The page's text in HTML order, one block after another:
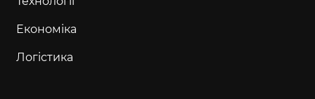
Економіка
Логістика